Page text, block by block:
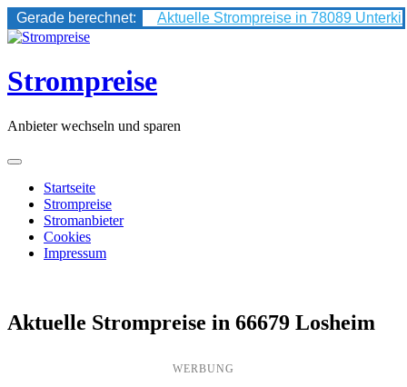
Gerade berechnet:
Aktuelle Strompreise in 78089
Skip
content
Strompreise
Anbieter wechseln und sparen
Startseite
Strompreise
Stromanbieter
Cookies
Impressum
Aktuelle Strompreise in 66679 Losheim
WERBUNG